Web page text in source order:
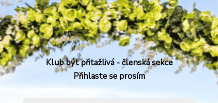
Klub být přitažlivá - členská sekce
Přihlaste se prosím